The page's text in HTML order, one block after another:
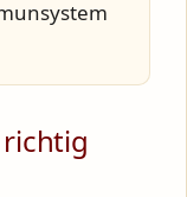
richtig